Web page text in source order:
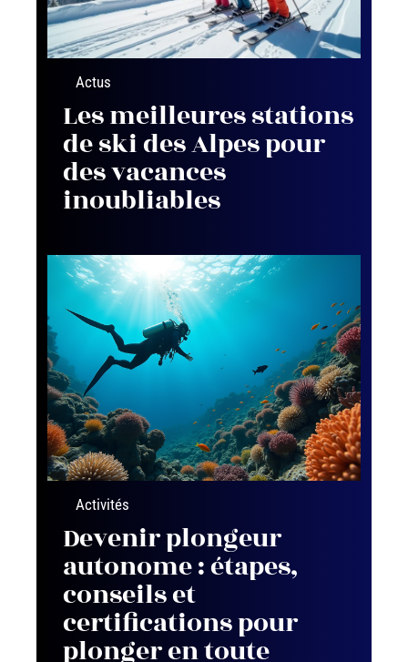
Actus
Les meilleures stations
de ski des Alpes pour
des vacances
inoubliables
Activités
Devenir plongeur
autonome : étapes,
conseils et
certifications pour
plonger en toute